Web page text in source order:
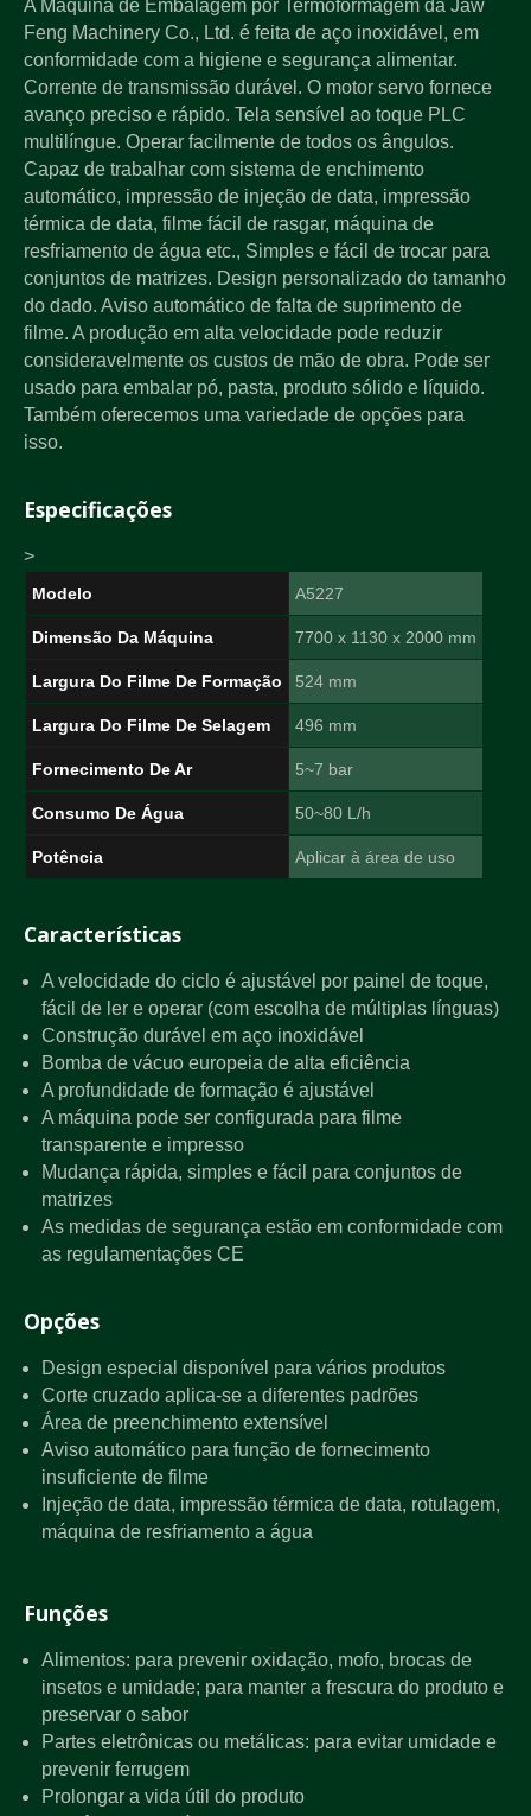
A Máquina de Embalagem por Termoformagem da Jaw
Feng Machinery Co., Ltd. é feita de aço inoxidável, em
conformidade com a higiene e segurança alimentar.
Corrente de transmissão durável. O motor servo fornece
avanço preciso e rápido. Tela sensível ao toque PLC
multilíngue. Operar facilmente de todos os ângulos.
Capaz de trabalhar com sistema de enchimento
automático, impressão de injeção de data, impressão
térmica de data, filme fácil de rasgar, máquina de
resfriamento de água etc., Simples e fácil de trocar para
conjuntos de matrizes. Design personalizado do tamanho
do dado. Aviso automático de falta de suprimento de
filme. A produção em alta velocidade pode reduzir
consideravelmente os custos de mão de obra. Pode ser
usado para embalar pó, pasta, produto sólido e líquido.
Também oferecemos uma variedade de opções para
isso.
Especificações
>
Modelo A5227
Dimensão Da Máquina 7700 x 1130 x 2000 mm
Largura Do Filme De Formação 524 mm
Largura Do Filme De Selagem 496 mm
Fornecimento De Ar 5~7 bar
Consumo De Água 50~80 L/h
Potência Aplicar à área de uso
Características
A velocidade do ciclo é ajustável por painel de toque,
fácil de ler e operar (com escolha de múltiplas línguas)
Construção durável em aço inoxidável
Bomba de vácuo europeia de alta eficiência
A profundidade de formação é ajustável
A máquina pode ser configurada para filme
transparente e impresso
Mudança rápida, simples e fácil para conjuntos de
matrizes
As medidas de segurança estão em conformidade com
as regulamentações CE
Opções
Design especial disponível para vários produtos
Corte cruzado aplica-se a diferentes padrões
Área de preenchimento extensível
Aviso automático para função de fornecimento
insuficiente de filme
Injeção de data, impressão térmica de data, rotulagem,
máquina de resfriamento a água
Funções
Alimentos: para prevenir oxidação, mofo, brocas de
insetos e umidade; para manter a frescura do produto e
preservar o sabor
Partes eletrônicas ou metálicas: para evitar umidade e
prevenir ferrugem
Prolongar a vida útil do produto